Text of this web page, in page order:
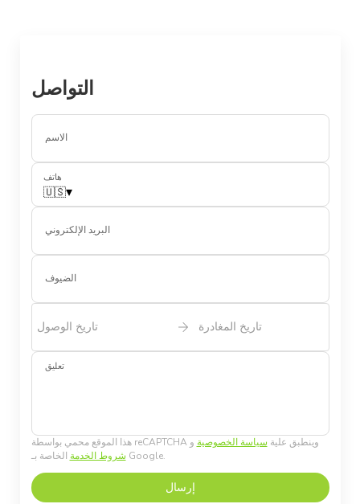
التواصل
الاسم
هاتف
🇺🇸▾
البريد الإلكتروني
الضيوف
تاريخ الوصول تاريخ المغادرة
تعليق
هذا الموقع محمي بواسطة reCAPTCHA وينطبق علية سياسة الخصوصية و
شروط الخدمة الخاصة بـ Google.
إرسال